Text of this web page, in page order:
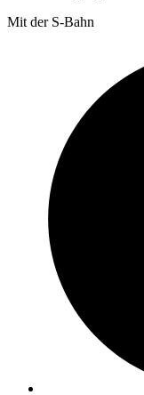
Mit der S-Bahn